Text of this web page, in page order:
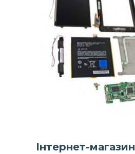
Інтернет-магазин